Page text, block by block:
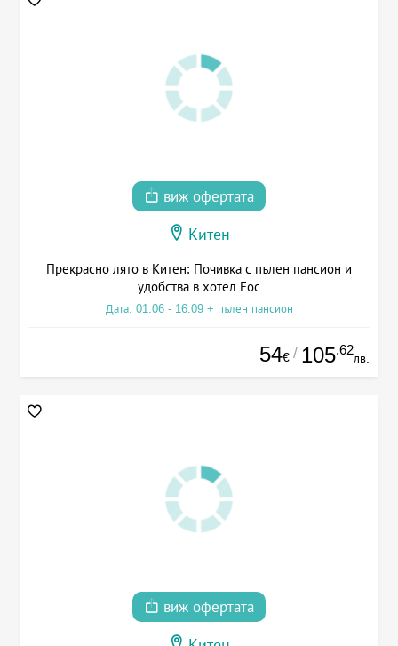
виж офертата
Китен
Прекрасно лято в Китен: Почивка с пълен пансион и
удобства в хотел Еос
Дата: 01.06 - 16.09 + пълен пансион
54€ / 105.62
лв.
виж офертата